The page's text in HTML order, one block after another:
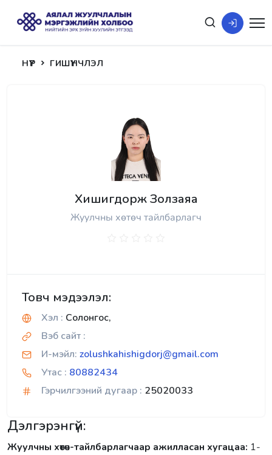
НҮҮР ГИШҮҮНЧЛЭЛ
Хишигдорж Золзаяа
Жуулчны хөтөч тайлбарлагч
Товч мэдээлэл:
Хэл : Солонгос,
Вэб сайт :
И-мэйл: zolushkahishigdorj@gmail.com
Утас : 80882434
Гэрчилгээний дугаар : 25020033
Дэлгэрэнгүй:
Жуулчны хөтөч-тайлбарлагчаар ажилласан хугацаа: 1-